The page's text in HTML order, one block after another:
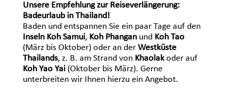
Unsere Empfehlung zur Reiseverlängerung:
Badeurlaub in Thailand!
Baden und entspannen Sie ein paar Tage auf den
Inseln Koh Samui,Koh Phangan undKoh Tao
(März bis Oktober) oder an der Westküste
Thailands, z. B. am Strand vonKhaolakoder auf
Koh Yao Yai(Oktober bis März). Gerne
unterbreiten wir Ihnen hierzu ein Angebot.